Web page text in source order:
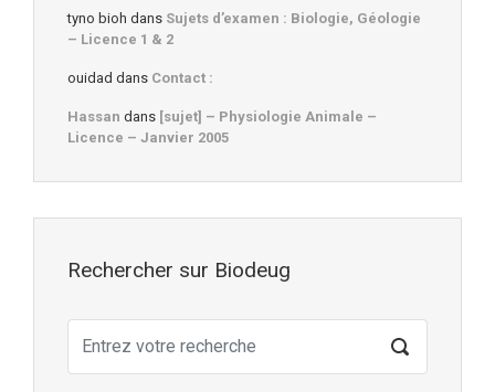
tyno bioh dans Sujets d’examen : Biologie, Géologie
– Licence 1 & 2
ouidad dans Contact :
Hassan dans [sujet] – Physiologie Animale –
Licence – Janvier 2005
Rechercher sur Biodeug